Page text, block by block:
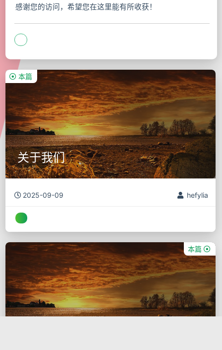
感谢您的访问，希望您在这里能有所收获！
本篇
关于我们
2025-09-09 hefylia
本篇